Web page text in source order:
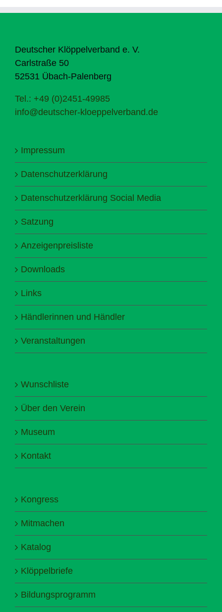
Deutscher Klöppelverband e. V.
Carlstraße 50
52531 Übach-Palenberg
Tel.: +49 (0)2451-49985
info@deutscher-kloeppelverband.de
Impressum
Datenschutzerklärung
Datenschutzerklärung Social Media
Satzung
Anzeigenpreisliste
Downloads
Links
Händlerinnen und Händler
Veranstaltungen
Wunschliste
Über den Verein
Museum
Kontakt
Kongress
Mitmachen
Katalog
Klöppelbriefe
Bildungsprogramm